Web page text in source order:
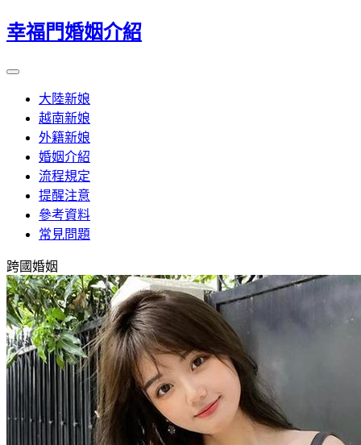
幸福門婚姻介紹
大陸新娘
越南新娘
外籍新娘
婚姻介紹
流程規定
提醒注意
參考資料
常見問題
跨國婚姻